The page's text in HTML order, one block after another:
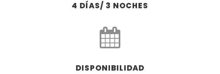
4 DÍAS/ 3 NOCHES
DISPONIBILIDAD